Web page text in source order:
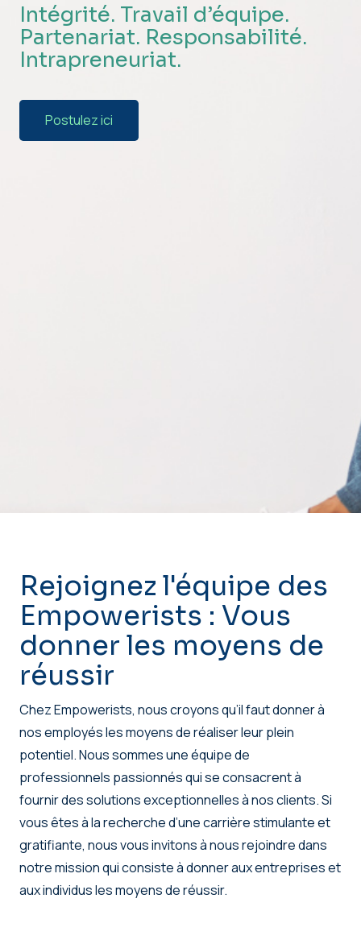
Intégrité. Travail d’équipe.
Partenariat. Responsabilité.
Intrapreneuriat.
Postulez ici
Rejoignez l'équipe des
Empowerists : Vous
donner les moyens de
réussir
Chez Empowerists, nous croyons qu’il faut donner à
nos employés les moyens de réaliser leur plein
potentiel. Nous sommes une équipe de
professionnels passionnés qui se consacrent à
fournir des solutions exceptionnelles à nos clients. Si
vous êtes à la recherche d’une carrière stimulante et
gratifiante, nous vous invitons à nous rejoindre dans
notre mission qui consiste à donner aux entreprises et
aux individus les moyens de réussir.